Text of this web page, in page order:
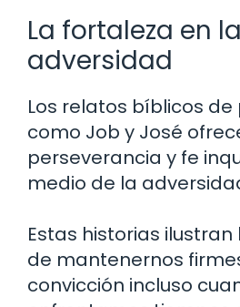
La fortaleza en la
adversidad
Los relatos bíblicos
como Job y José
perseverancia y fe
medio de la
Estas historias
de mantenernos
convicción incluso